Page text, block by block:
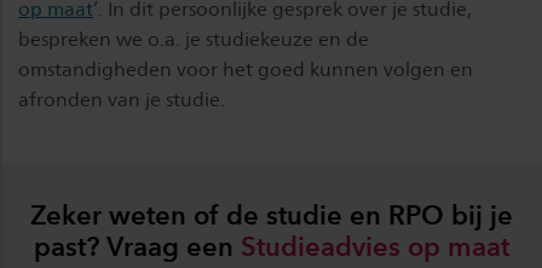
op maat’. In dit persoonlijke gesprek over je studie,
bespreken we o.a. je studiekeuze en de
omstandigheden voor het goed kunnen volgen en
afronden van je studie.
Zeker weten of de studie en RPO bij je
past? Vraag een Studieadvies op maat